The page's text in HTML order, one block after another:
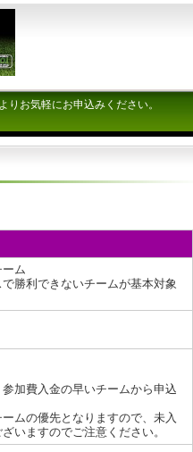
お気軽にお申込みください。
ム
ないチームが基本対象
加費入金の早いチームから申込
ムの優先となりますので、未入
いますのでご注意ください。